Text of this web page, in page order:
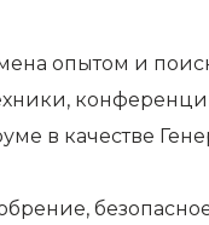
опытом и
в качестве